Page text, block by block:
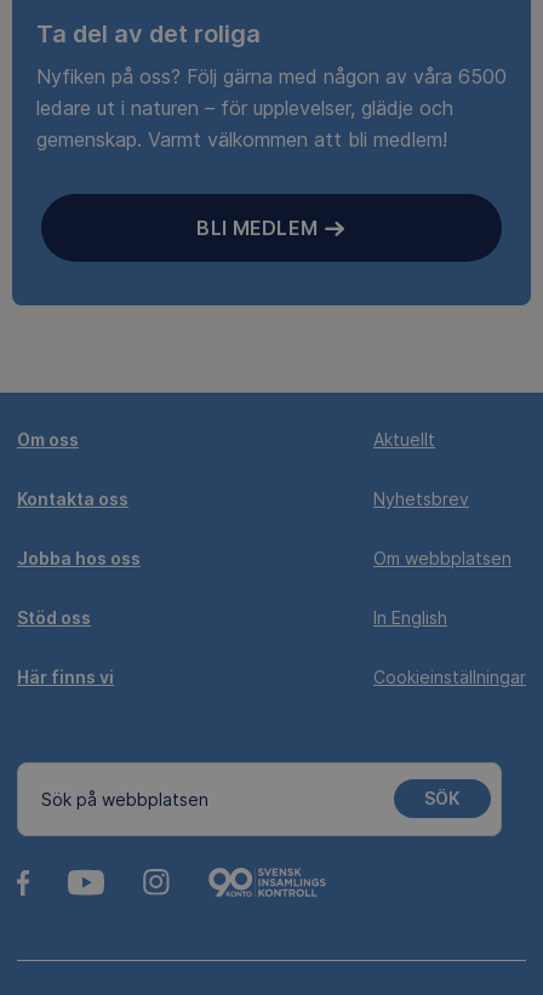
Ta del av det roliga
Nyfiken på oss? Följ gärna med någon av våra 6500
ledare ut i naturen – för upplevelser, glädje och
gemenskap. Varmt välkommen att bli medlem!
BLI MEDLEM
Om oss
Kontakta oss
Jobba hos oss
Stöd oss
Här finns vi
Aktuellt
Nyhetsbrev
Om webbplatsen
In English
Cookieinställningar
Sök på webbplatsen SÖK